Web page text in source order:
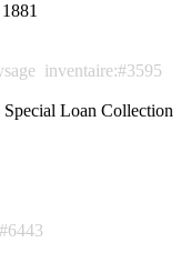
inventaire:#3595
Loan Collection